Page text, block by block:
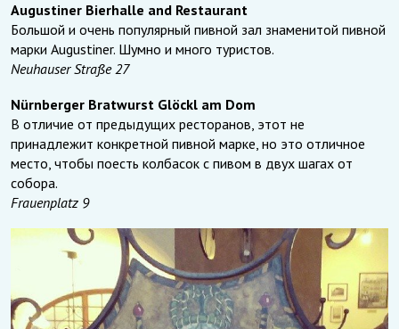
Augustiner Bierhalle and Restaurant
Большой и очень популярный пивной зал знаменитой пивной
марки Augustiner. Шумно и много туристов.
Neuhauser Straße 27
Nürnberger Bratwurst Glöckl am Dom
В отличие от предыдущих ресторанов, этот не
принадлежит конкретной пивной марке, но это отличное
место, чтобы поесть колбасок с пивом в двух шагах от
собора.
Frauenplatz 9